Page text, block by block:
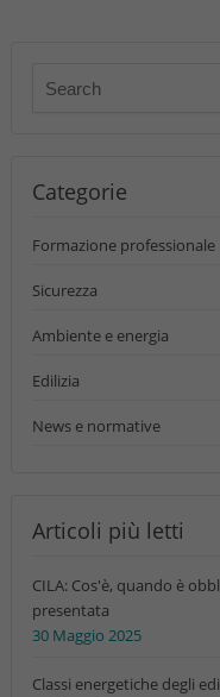
Categorie
Formazione professionale
Sicurezza
Ambiente e energia
Edilizia
News e normative
Articoli più letti
CILA: Cos'è, quando è
presentata
30 Maggio 2025
Classi energetiche degli